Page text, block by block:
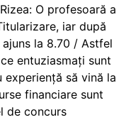
O profesoară a
iar după
la 8.70 / Astfel
entuziasmați sunt
să vină la
financiare sunt
de concurs